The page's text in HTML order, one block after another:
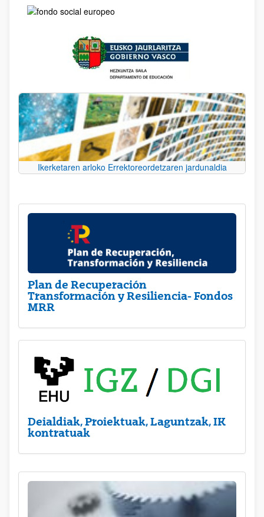
Ikerketaren arloko Errektoreordetzaren jardunaldia
Plan de Recuperación
Transformación y Resiliencia- Fondos
MRR
Deialdiak, Proiektuak, Laguntzak, IK
kontratuak